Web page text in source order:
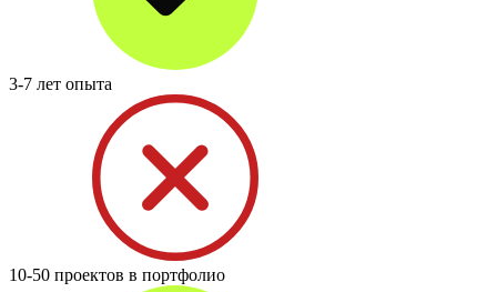
3-7 лет опыта
10-50 проектов в портфолио